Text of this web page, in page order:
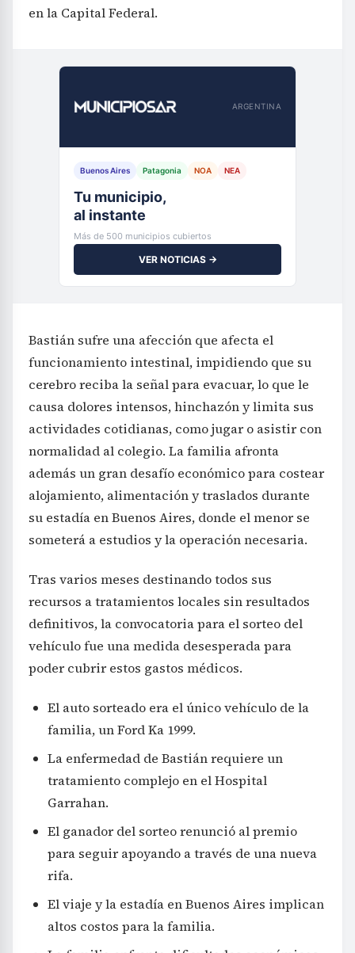
en la Capital Federal.
ARGENTINA
Buenos Aires Patagonia NOA NEA
Tu municipio,
al instante
Más de 500 municipios cubiertos
VER NOTICIAS →
Bastián sufre una afección que afecta el
funcionamiento intestinal, impidiendo que su
cerebro reciba la señal para evacuar, lo que le
causa dolores intensos, hinchazón y limita sus
actividades cotidianas, como jugar o asistir con
normalidad al colegio. La familia afronta
además un gran desafío económico para costear
alojamiento, alimentación y traslados durante
su estadía en Buenos Aires, donde el menor se
someterá a estudios y la operación necesaria.
Tras varios meses destinando todos sus
recursos a tratamientos locales sin resultados
definitivos, la convocatoria para el sorteo del
vehículo fue una medida desesperada para
poder cubrir estos gastos médicos.
El auto sorteado era el único vehículo de la
familia, un Ford Ka 1999.
La enfermedad de Bastián requiere un
tratamiento complejo en el Hospital
Garrahan.
El ganador del sorteo renunció al premio
para seguir apoyando a través de una nueva
rifa.
El viaje y la estadía en Buenos Aires implican
altos costos para la familia.